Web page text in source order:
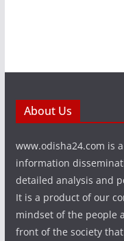
About Us
www.odisha24.com is
information
detailed analysis and
It is a product of our
mindset of the people
front of the society